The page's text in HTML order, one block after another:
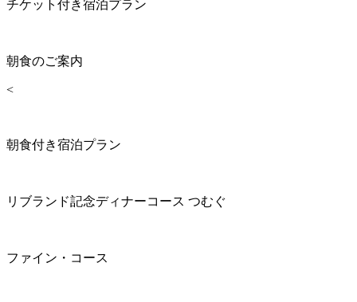
チケット付き宿泊プラン
朝食のご案内
<
朝食付き宿泊プラン
リブランド記念ディナーコース つむぐ
ファイン・コース